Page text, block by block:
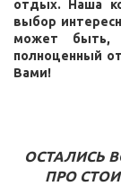
отдых. Наша
выбор
может быть,
полноценный
Вами!
ОСТАЛИСЬ
ПРО